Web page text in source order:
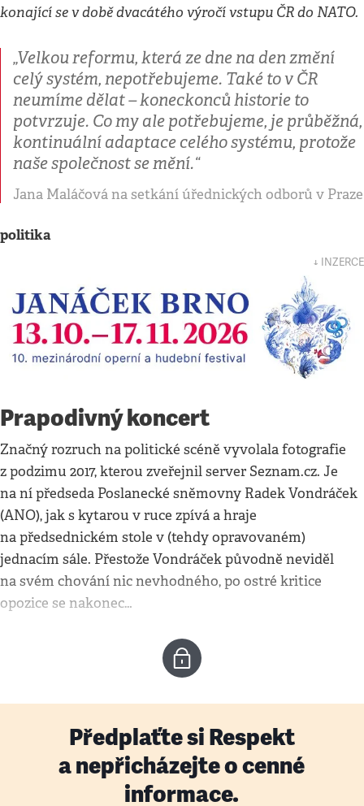
konající se v době dvacátého výročí vstupu ČR do NATO.
„Velkou reformu, která ze dne na den změní
celý systém, nepotřebujeme. Také to v ČR
neumíme dělat – koneckonců historie to
potvrzuje. Co my ale potřebujeme, je průběžná,
kontinuální adaptace celého systému, protože
naše společnost se mění.“
Jana Maláčová na setkání úřednických odborů v Praze
politika
↓ INZERCE
Prapodivný koncert
Značný rozruch na politické scéně vyvolala fotografie
z podzimu 2017, kterou zveřejnil server Seznam.cz. Je
na ní předseda Poslanecké sněmovny Radek Vondráček
(ANO), jak s kytarou v ruce zpívá a hraje
na předsednickém stole v (tehdy opravovaném)
jednacím sále. Přestože Vondráček původně neviděl
na svém chování nic nevhodného, po ostré kritice
opozice se nakonec…
Předplaťte si Respekt
a nepřicházejte o cenné
informace.